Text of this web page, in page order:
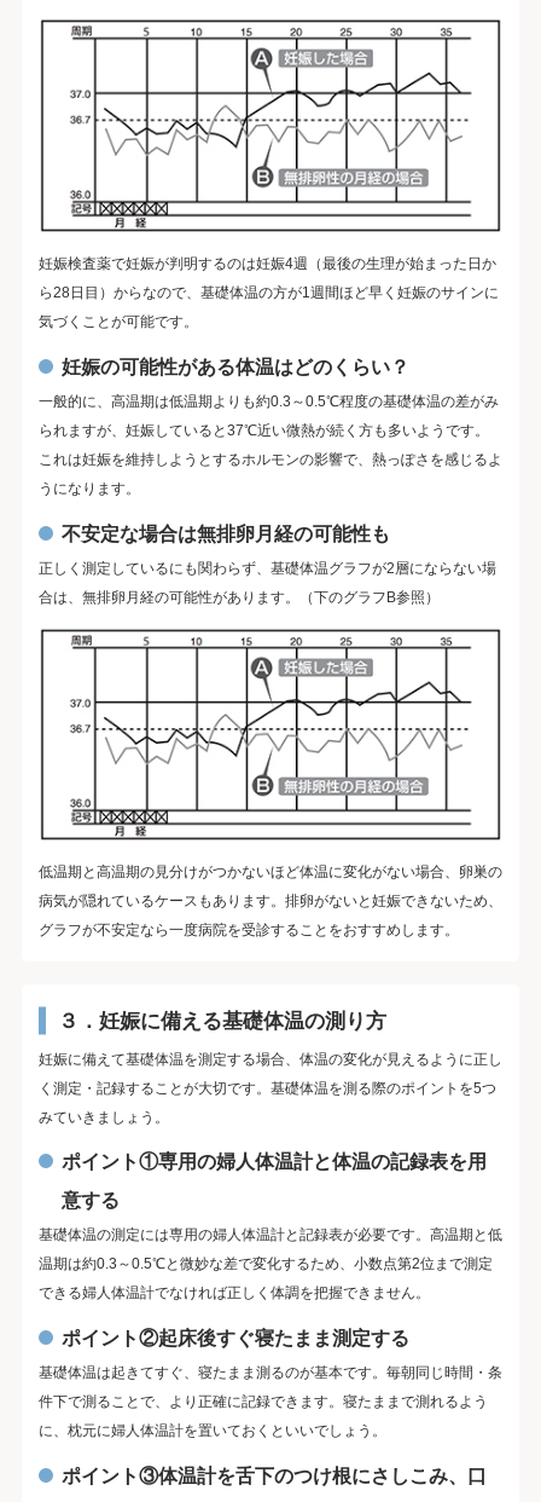
妊娠検査薬で妊娠が判明するのは妊娠4週（最後の生理が始まった日か
ら28日目）からなので、基礎体温の方が1週間ほど早く妊娠のサインに
気づくことが可能です。
妊娠の可能性がある体温はどのくらい？
一般的に、高温期は低温期よりも約0.3～0.5℃程度の基礎体温の差がみ
られますが、妊娠していると37℃近い微熱が続く方も多いようです。
これは妊娠を維持しようとするホルモンの影響で、熱っぽさを感じるよ
うになります。
不安定な場合は無排卵月経の可能性も
正しく測定しているにも関わらず、基礎体温グラフが2層にならない場
合は、無排卵月経の可能性があります。（下のグラフB参照）
低温期と高温期の見分けがつかないほど体温に変化がない場合、卵巣の
病気が隠れているケースもあります。排卵がないと妊娠できないため、
グラフが不安定なら一度病院を受診することをおすすめします。
３．妊娠に備える基礎体温の測り方
妊娠に備えて基礎体温を測定する場合、体温の変化が見えるように正し
く測定・記録することが大切です。基礎体温を測る際のポイントを5つ
みていきましょう。
ポイント①専用の婦人体温計と体温の記録表を用
意する
基礎体温の測定には専用の婦人体温計と記録表が必要です。高温期と低
温期は約0.3～0.5℃と微妙な差で変化するため、小数点第2位まで測定
できる婦人体温計でなければ正しく体調を把握できません。
ポイント②起床後すぐ寝たまま測定する
基礎体温は起きてすぐ、寝たまま測るのが基本です。毎朝同じ時間・条
件下で測ることで、より正確に記録できます。寝たままで測れるよう
に、枕元に婦人体温計を置いておくといいでしょう。
ポイント③体温計を舌下のつけ根にさしこみ、口